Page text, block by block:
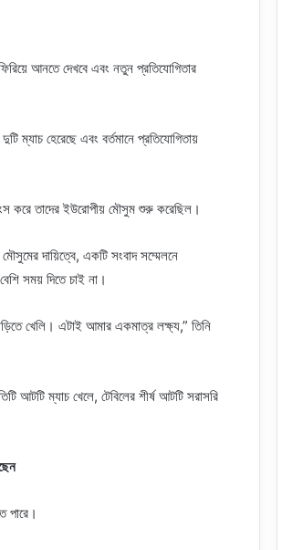
ফিরিয়ে আনতে দেখবে এবং নতুন প্রতিযোগিতার
ম্যাচ হেরেছে এবং বর্তমানে প্রতিযোগিতায়
করে তাদের ইউরোপীয় মৌসুম শুরু করেছিল।
দায়িত্বে, একটি সংবাদ সম্মেলনে
সময় দিতে চাই না।
খেলি। এটাই আমার একমাত্র লক্ষ্য,” তিনি
আটটি ম্যাচ খেলে, টেবিলের শীর্ষ আটটি সরাসরি
পারে।